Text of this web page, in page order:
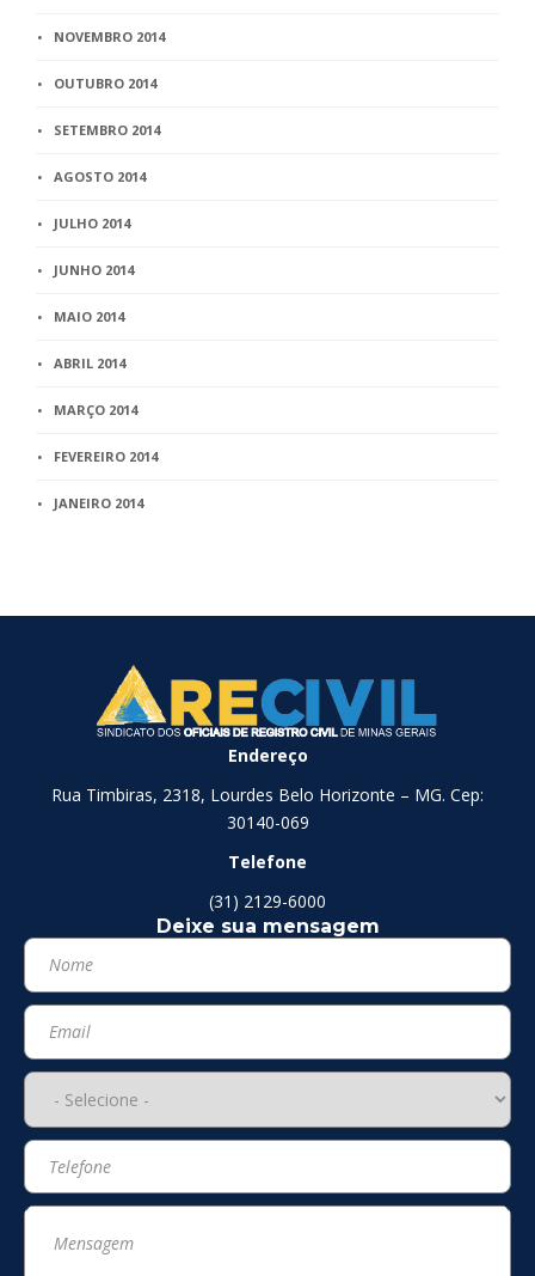
NOVEMBRO 2014
OUTUBRO 2014
SETEMBRO 2014
AGOSTO 2014
JULHO 2014
JUNHO 2014
MAIO 2014
ABRIL 2014
MARÇO 2014
FEVEREIRO 2014
JANEIRO 2014
Endereço
Rua Timbiras, 2318, Lourdes Belo Horizonte – MG. Cep:
30140-069
Telefone
(31) 2129-6000
Deixe sua mensagem